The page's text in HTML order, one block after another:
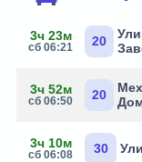
3ч 23м
сб 06:21 20
3ч 52м
сб 06:50 20
3ч 10м
сб 06:08 30